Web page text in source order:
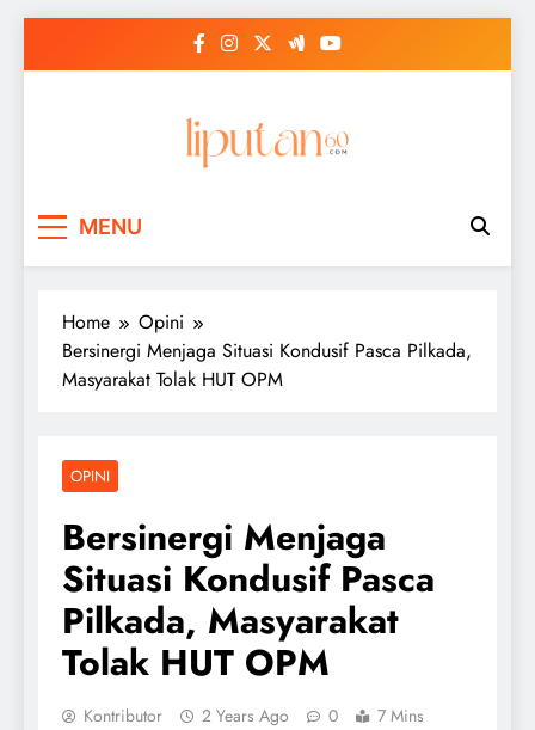
MENU
Home
Opini
Bersinergi Menjaga Situasi Kondusif Pasca Pilkada,
Masyarakat Tolak HUT OPM
OPINI
Bersinergi Menjaga
Situasi Kondusif Pasca
Pilkada, Masyarakat
Tolak HUT OPM
Kontributor 2 Years Ago 0 7 Mins